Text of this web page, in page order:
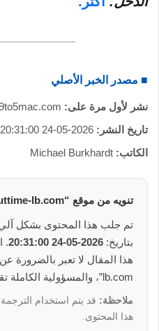
■ مصدر الخبر الأصلي
نشر لأول مرة على:
تاريخ النشر: 2026-05-24 20:31:00
الكاتب: Michael Burkhardt
تنويه من موقع “beiruttime-lb.com”:
تم جلب هذا المحتوى بشكل
بتاريخ: 2026-05-24 20:31:00
.
lb.com”، والمسؤولية الكاملة تقع على عاتق المصدر الأصلي.
ملاحظة: قد يتم استخدام الترجمة
هذا المحتوى.